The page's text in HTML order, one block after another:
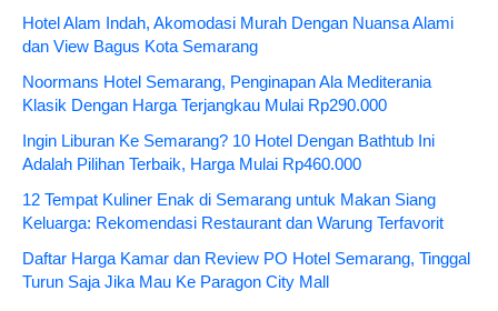
Hotel Alam Indah, Akomodasi Murah Dengan Nuansa Alami
dan View Bagus Kota Semarang
Noormans Hotel Semarang, Penginapan Ala Mediterania
Klasik Dengan Harga Terjangkau Mulai Rp290.000
Ingin Liburan Ke Semarang? 10 Hotel Dengan Bathtub Ini
Adalah Pilihan Terbaik, Harga Mulai Rp460.000
12 Tempat Kuliner Enak di Semarang untuk Makan Siang
Keluarga: Rekomendasi Restaurant dan Warung Terfavorit
Daftar Harga Kamar dan Review PO Hotel Semarang, Tinggal
Turun Saja Jika Mau Ke Paragon City Mall